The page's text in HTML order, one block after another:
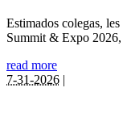
Estimados colegas,
Summit & Expo 2026,
read more
7-31-2026 |